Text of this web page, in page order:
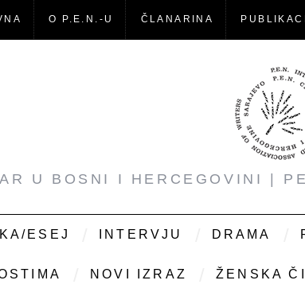
O P.E.N.-U ČLANARINA
U BOSNI I HERCEGOVINI |
ESEJ INTERVJU DRAMA
NOVI IZRAZ ŽENSKA